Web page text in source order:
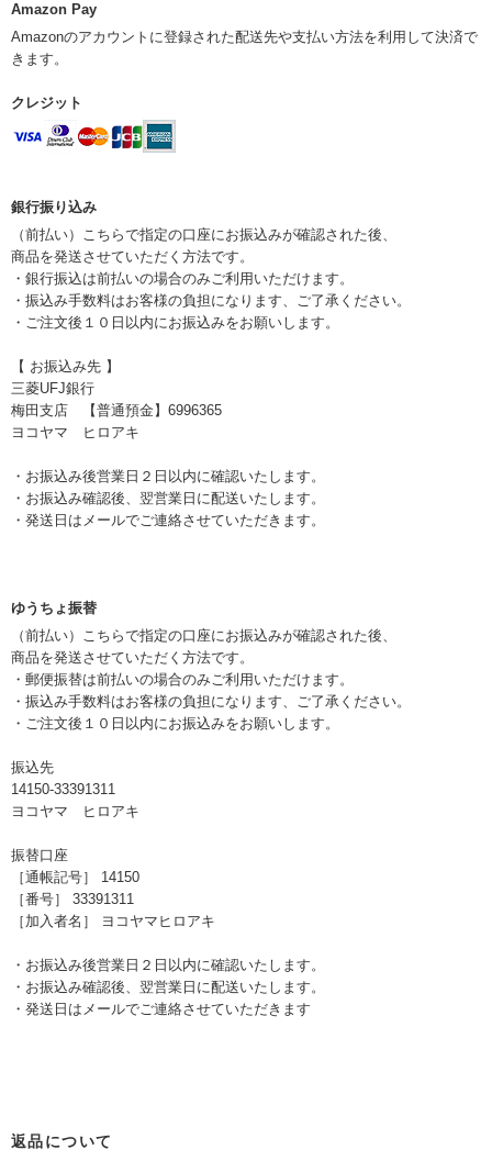
Amazon Pay
Amazonのアカウントに登録された配送先や支払い方法を利用して決済で
きます。
クレジット
銀行振り込み
（前払い）こちらで指定の口座にお振込みが確認された後、
商品を発送させていただく方法です。
・銀行振込は前払いの場合のみご利用いただけます。
・振込み手数料はお客様の負担になります、ご了承ください。
・ご注文後１０日以内にお振込みをお願いします。
【 お振込み先 】
三菱UFJ銀行
梅田支店 【普通預金】6996365
ヨコヤマ ヒロアキ
・お振込み後営業日２日以内に確認いたします。
・お振込み確認後、翌営業日に配送いたします。
・発送日はメールでご連絡させていただきます。
ゆうちょ振替
（前払い）こちらで指定の口座にお振込みが確認された後、
商品を発送させていただく方法です。
・郵便振替は前払いの場合のみご利用いただけます。
・振込み手数料はお客様の負担になります、ご了承ください。
・ご注文後１０日以内にお振込みをお願いします。
振込先
14150-33391311
ヨコヤマ ヒロアキ
振替口座
［通帳記号］ 14150
［番号］ 33391311
［加入者名］ ヨコヤマヒロアキ
・お振込み後営業日２日以内に確認いたします。
・お振込み確認後、翌営業日に配送いたします。
・発送日はメールでご連絡させていただきます
返品について